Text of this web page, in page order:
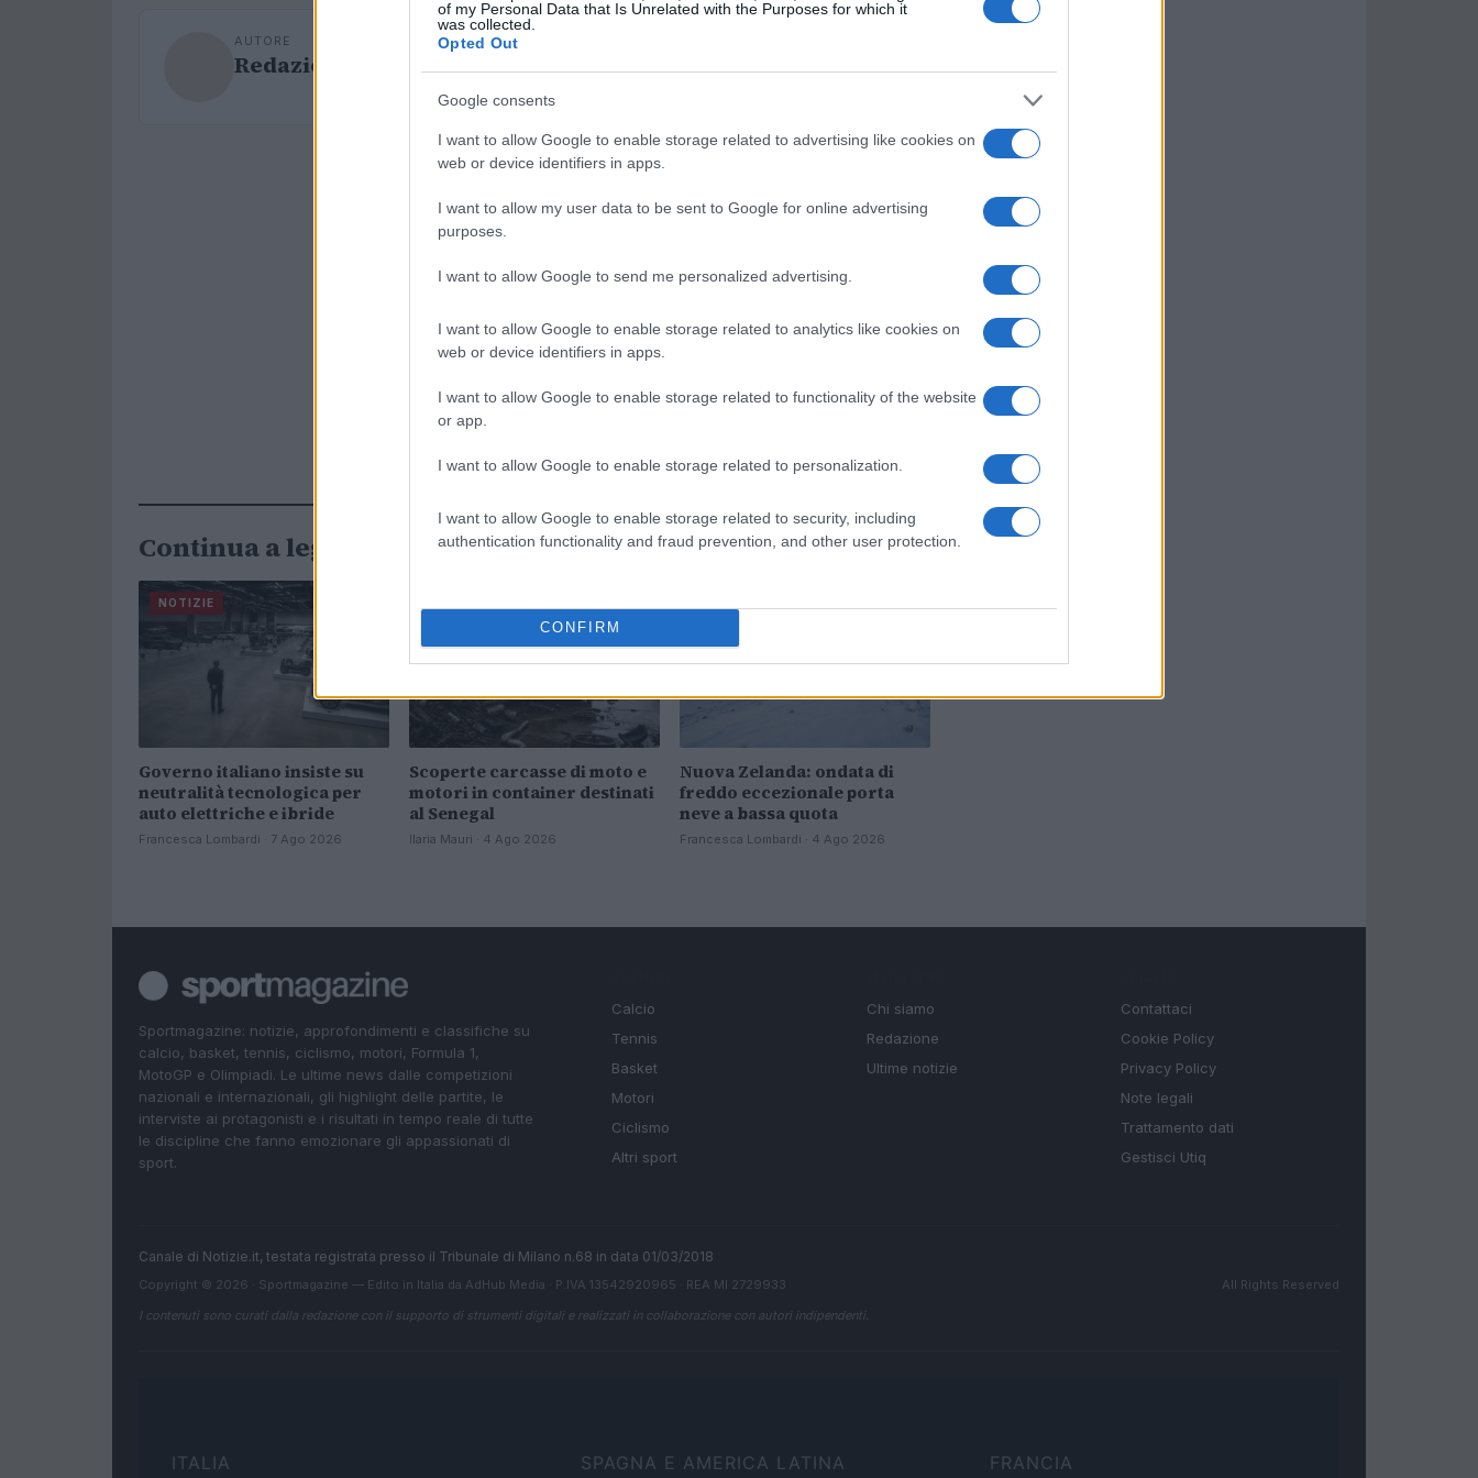
of my Personal Data that Is Unrelated with the Purposes for which it
was collected.
Opted Out
Google consents
I want to allow Google to enable storage related to advertising like cookies on
web or device identifiers in apps.
I want to allow my user data to be sent to Google for online advertising
purposes.
I want to allow Google to send me personalized advertising.
I want to allow Google to enable storage related to analytics like cookies on
web or device identifiers in apps.
I want to allow Google to enable storage related to functionality of the website
or app.
I want to allow Google to enable storage related to personalization.
I want to allow Google to enable storage related to security, including
authentication functionality and fraud prevention, and other user protection.
CONFIRM
AUTORE
Redazione Sport Magazine
Continua a leggere
NOTIZIE
Governo italiano insiste su
neutralità tecnologica per
auto elettriche e ibride
Francesca Lombardi · 7 Ago 2026
Scoperte carcasse di moto e
motori in container destinati
al Senegal
Ilaria Mauri · 4 Ago 2026
Nuova Zelanda: ondata di
freddo eccezionale porta
neve a bassa quota
Francesca Lombardi · 4 Ago 2026
Sportmagazine: notizie, approfondimenti e classifiche su
calcio, basket, tennis, ciclismo, motori, Formula 1,
MotoGP e Olimpiadi. Le ultime news dalle competizioni
nazionali e internazionali, gli highlight delle partite, le
interviste ai protagonisti e i risultati in tempo reale di tutte
le discipline che fanno emozionare gli appassionati di
sport.
Calcio
Tennis
Basket
Motori
Ciclismo
Altri sport
Chi siamo
Redazione
Ultime notizie
Contattaci
Cookie Policy
Privacy Policy
Note legali
Trattamento dati
Gestisci Utiq
Canale di Notizie.it, testata registrata presso il Tribunale di Milano n.68 in data 01/03/2018
Copyright © 2026 · Sportmagazine — Edito in Italia da AdHub Media · P.IVA 13542920965 · REA MI 2729933
All Rights Reserved
I contenuti sono curati dalla redazione con il supporto di strumenti digitali e realizzati in collaborazione con autori indipendenti.
ITALIA SPAGNA E AMERICA LATINA FRANCIA